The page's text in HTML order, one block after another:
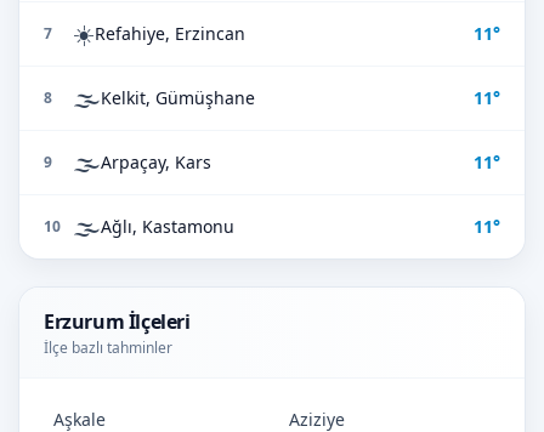
7 ☀️Refahiye, Erzincan 11°
8 🌫️Kelkit, Gümüşhane 11°
9 🌫️Arpaçay, Kars 11°
10 🌫️Ağlı, Kastamonu 11°
Erzurum İlçeleri
İlçe bazlı tahminler
Aşkale Aziziye